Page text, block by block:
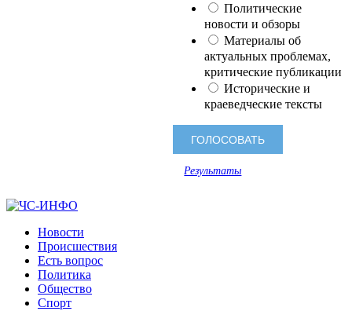
Политические
новости и обзоры
Материалы об
актуальных проблемах,
критические публикации
Исторические и
краеведческие тексты
Результаты
Новости
Происшествия
Есть вопрос
Политика
Общество
Спорт